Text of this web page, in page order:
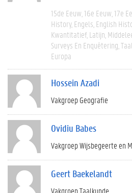
15de Eeuw 16e Eeuw 17e
History Engels English
Kwantitatief Latijn
Surveys En Enquêtering
Europa
Hossein Azadi
Vakgroep Geografie
Ovidiu Babes
Vakgroep Wijsbegeerte en
Geert Baekelandt
Vakgroep Taalkunde